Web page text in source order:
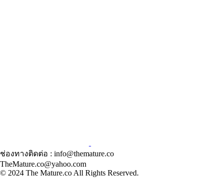
ช่องทางติดต่อ : info@themature.co
TheMature.co@yahoo.com
© 2024 The Mature.co All Rights Reserved.